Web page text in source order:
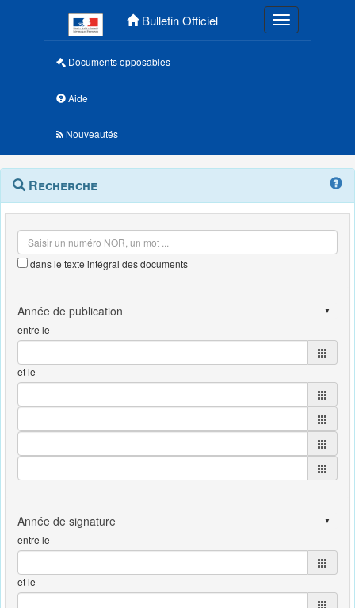
Bulletin Officiel Toggle
Documents opposables
Aide
Nouveautés
Navigation
outils
Menu
contextuel
Recherche
dans le texte intégral des documents
entre le
et le
entre le
et le